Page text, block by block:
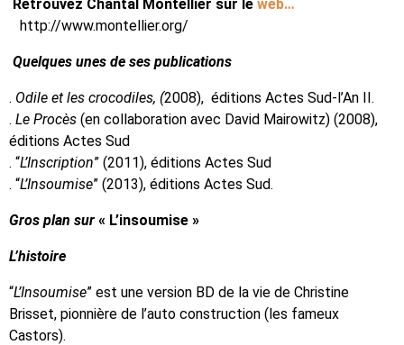
Retrouvez Chantal Montellier sur le web…
http://www.montellier.org/
Quelques unes de ses publications
. Odile et les crocodiles, (2008), éditions Actes Sud-l’An II.
. Le Procès (en collaboration avec David Mairowitz) (2008),
éditions Actes Sud
. “L’Inscription” (2011), éditions Actes Sud
. “L’Insoumise” (2013), éditions Actes Sud.
Gros plan sur « L’insoumise »
L’histoire
“L’Insoumise” est une version BD de la vie de Christine
Brisset, pionnière de l’auto construction (les fameux
Castors).